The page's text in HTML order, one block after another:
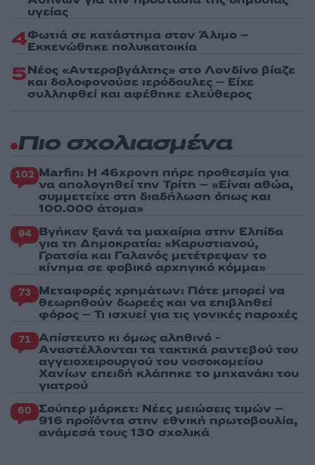
υγείας
4Φωτιά σε κατάστημα στον Άλιμο –
Εκκενώθηκε πολυκατοικία
5Νέος «Αντεροβγάλτης» στο Λονδίνο βίαζε
και δολοφονούσε ιερόδουλες – Είχε
συλληφθεί και αφέθηκε ελεύθερος
Πιο σχολιασμένα
102 Marfin: Η 46χρονη πήρε προθεσμία για
να απολογηθεί την Τρίτη – «Είναι αθώα,
συμμετείχε στη διαδήλωση όπως και
100.000 άτομα»
94 Βγήκαν ξανά τα μαχαίρια στην Ελπίδα
για τη Δημοκρατία: «Καρυστιανού,
Γρατσία και Γαλανός μετέτρεψαν το
κίνημα σε φοβικό αρχηγικό κόμμα»
73 Μεταφορές χρημάτων: Πότε μπορεί να
θεωρηθούν δωρεές και να επιβληθεί
φόρος – Τι ισχυεί για τις γονικές παροχές
71 Απίστευτο κι όμως αληθινό -
Aναστέλλονται τα τακτικά ραντεβού του
αγγειοχειρουργού του νοσοκομείου
Χανίων επειδή κλάπηκε το μηχανάκι του
γιατρού
60 Σούπερ μάρκετ: Νέες μειώσεις τιμών –
916 προϊόντα στην εθνική πρωτοβουλία,
ανάμεσά τους 130 σχολικά